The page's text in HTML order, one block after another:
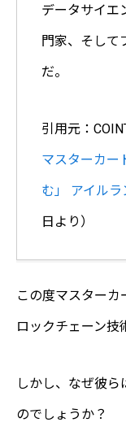
データサイエ
門家、そして
だ。
引用元：
マスターカー
む」 アイル
日より）
この度マスター
ロックチェーン技
しかし、なぜ彼
のでしょうか？